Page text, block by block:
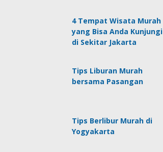
4 Tempat Wisata Murah
yang Bisa Anda Kunjungi
di Sekitar Jakarta
Tips Liburan Murah
bersama Pasangan
Tips Berlibur Murah di
Yogyakarta